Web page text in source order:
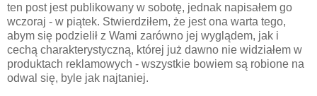
ten post jest publikowany w sobotę, jednak napisałem go
wczoraj - w piątek. Stwierdziłem, że jest ona warta tego,
abym się podzielił z Wami zarówno jej wyglądem, jak i
cechą charakterystyczną, której już dawno nie widziałem w
produktach reklamowych - wszystkie bowiem są robione na
odwal się, byle jak najtaniej.